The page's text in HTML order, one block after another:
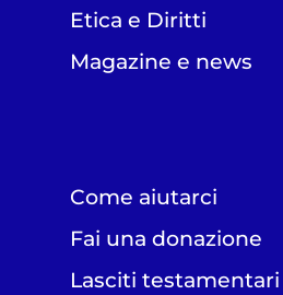
Etica e Diritti
Magazine e news
Come aiutarci
Fai una donazione
Lasciti testamentari